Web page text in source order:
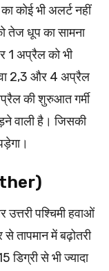
कोई भी अलर्ट नहीं
तेज धूप का सामना
1 अप्रैल को भी
2,3 और 4 अप्रैल
की शुरुआत गर्मी
वाली है। जिसकी
पश्चिमी हवाओं
से तापमान में बढ़ोतरी
डिग्री से भी ज्यादा